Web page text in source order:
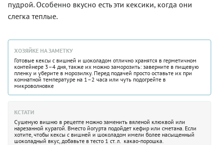
пудрой. Особенно вкусно есть эти кексики, когда они
слегка теплые.
ХОЗЯЙКЕ НА ЗАМЕТКУ
Готовые кексы с вишней и шоколадом отлично хранятся в герметичном
контейнере 3–4 дня, также их можно заморозить: заверните в пищевую
пленку и уберите в морозилку. Перед подачей просто оставьте их при
комнатной температуре на 1–2 часа или чуть подогрейте в
микроволновке
КСТАТИ
Сушеную вишню в рецепте можно заменить вяленой клюквой или
нарезанной курагой. Вместо йогурта подойдет кефир или сметана. Если
хотите, чтобы кексы с вишней и шоколадом имели более насыщенный
шоколадный вкус, добавьте в тесто 1 ст. л. какао-порошка.